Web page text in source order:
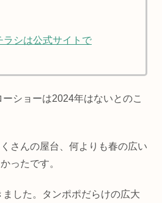
ラシは公式サイトで
ショーは2024年はないとのこ
さんの屋台、何よりも春の広い
ったです。
した。タンポポだらけの広大